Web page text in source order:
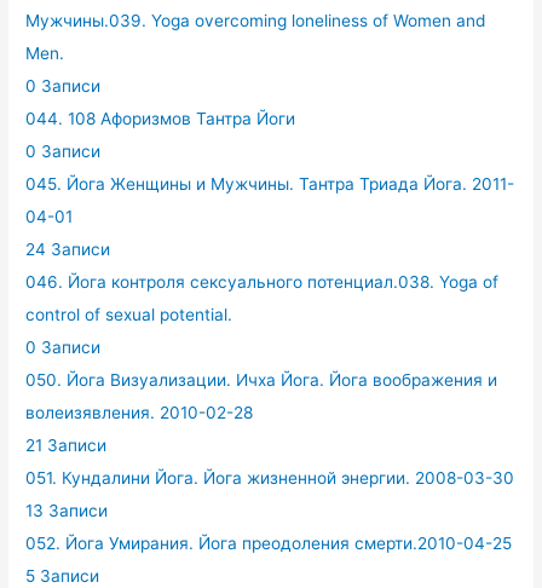
Мужчины.039. Yoga overcoming loneliness of Women and
Men.
0 Записи
044. 108 Афоризмов Тантра Йоги
0 Записи
045. Йога Женщины и Мужчины. Тантра Триада Йога. 2011-
04-01
24 Записи
046. Йога контроля сексуального потенциал.038. Yoga of
control of sexual potential.
0 Записи
050. Йога Визуализации. Ичха Йога. Йога воображения и
волеизявления. 2010-02-28
21 Записи
051. Кундалини Йога. Йога жизненной энергии. 2008-03-30
13 Записи
052. Йога Умирания. Йога преодоления смерти.2010-04-25
5 Записи